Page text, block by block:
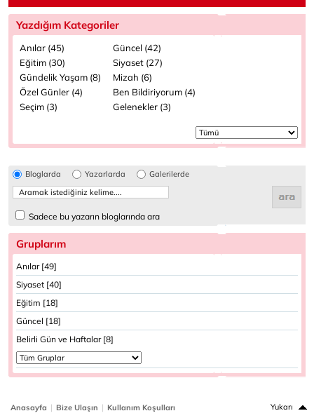
Yazdığım Kategoriler
Anılar (45)
Güncel (42)
Eğitim (30)
Siyaset (27)
Gündelik Yaşam (8)
Mizah (6)
Özel Günler (4)
Ben Bildiriyorum (4)
Seçim (3)
Gelenekler (3)
Bloglarda Yazarlarda Galerilerde
Sadece bu yazarın bloglarında ara
Gruplarım
Anılar [49]
Siyaset [40]
Eğitim [18]
Güncel [18]
Belirli Gün ve Haftalar [8]
Anasayfa | Bize Ulaşın | Kullanım Koşulları Yukarı